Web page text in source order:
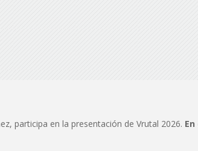
participa en la presentación de Vrutal 2026.